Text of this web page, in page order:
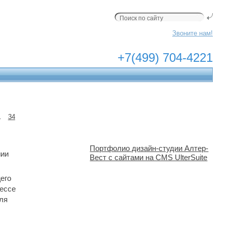
Звоните нам!
+7(499) 704-4221
34
Портфолио дизайн-студии Алтер-
Вест с сайтами на CMS UlterSuite